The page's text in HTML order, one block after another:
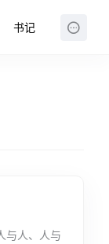
书记
与人、人与